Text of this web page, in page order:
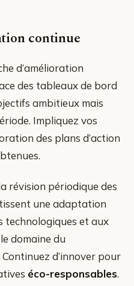
continue
d’amélioration
des tableaux de bord
ambitieux mais
Impliquez vos
des plans d’action
révision périodique des
une adaptation
technologiques et aux
domaine du
Continuez d’innover pour
éco-responsables.